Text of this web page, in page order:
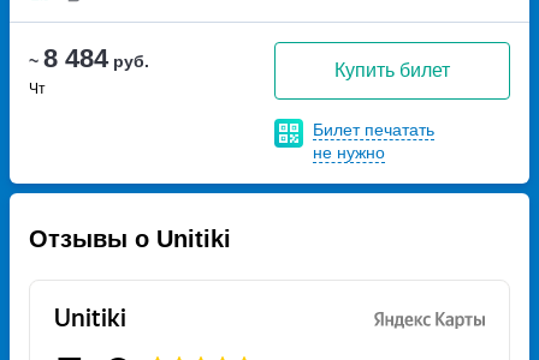
~ 8 484руб.
Чт
Купить билет
Билет печатать
не нужно
Отзывы о Unitiki